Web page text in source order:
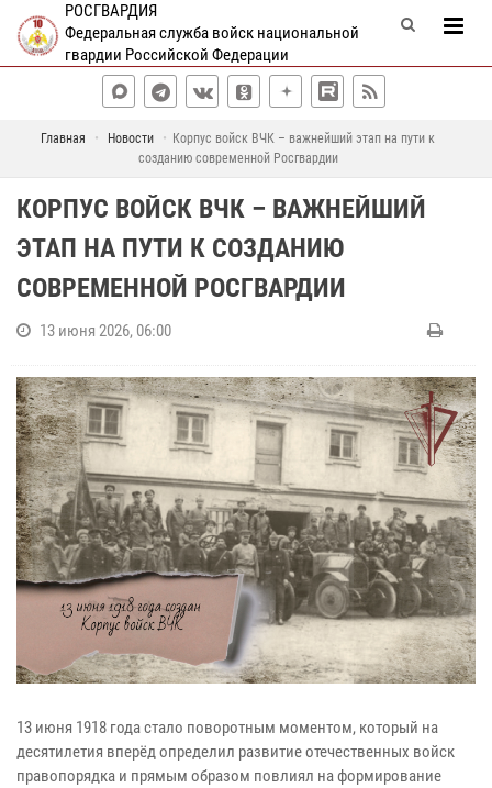
РОСГВАРДИЯ
Федеральная служба войск национальной
гвардии Российской Федерации
Главная Новости
Корпус войск ВЧК – важнейший этап на пути к
созданию современной Росгвардии
КОРПУС ВОЙСК ВЧК – ВАЖНЕЙШИЙ
ЭТАП НА ПУТИ К СОЗДАНИЮ
СОВРЕМЕННОЙ РОСГВАРДИИ
13 июня 2026, 06:00
13 июня 1918 года стало поворотным моментом, который на
десятилетия вперёд определил развитие отечественных войск
правопорядка и прямым образом повлиял на формирование